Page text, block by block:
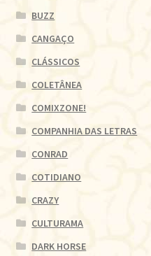
BUZZ
CANGAÇO
CLÁSSICOS
COLETÂNEA
COMIXZONE!
COMPANHIA DAS LETRAS
CONRAD
COTIDIANO
CRAZY
CULTURAMA
DARK HORSE